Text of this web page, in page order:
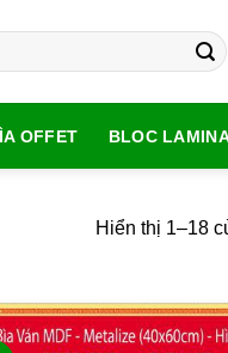
OFFET BLOC
Hiển thị 1–18